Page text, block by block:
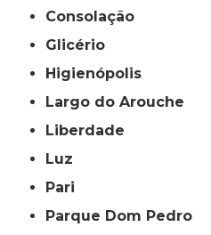
Consolação
Glicério
Higienópolis
Largo do Arouche
Liberdade
Luz
Pari
Parque Dom Pedro